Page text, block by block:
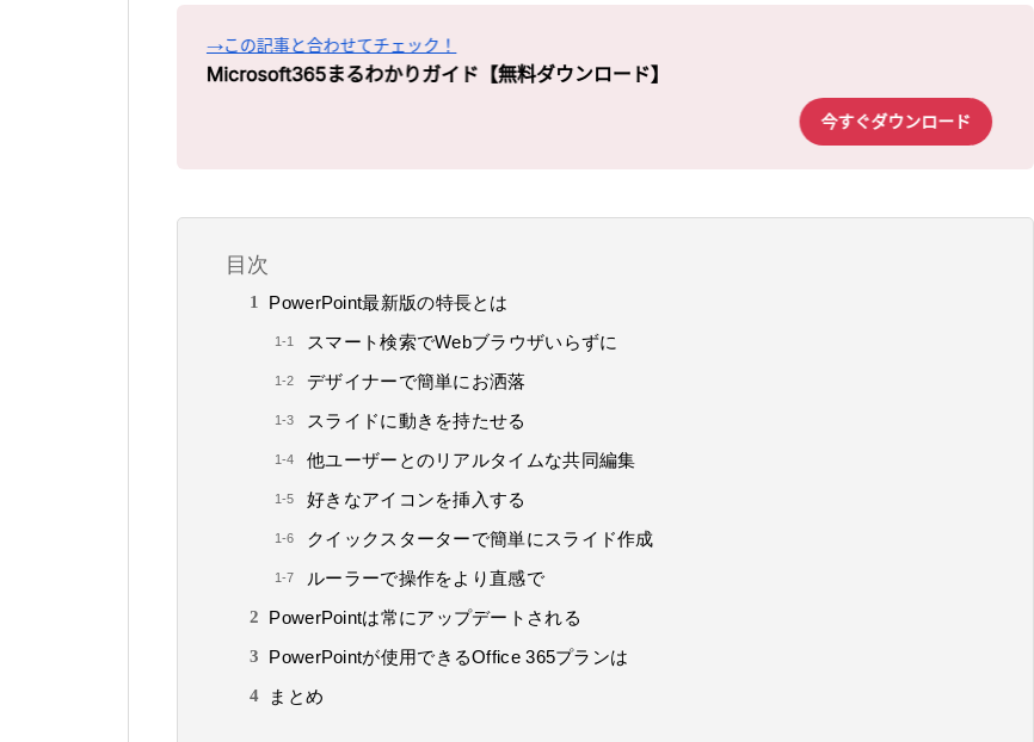
目次
PowerPoint最新版の特長とは
スマート検索でWebブラウザいらずに
デザイナーで簡単にお洒落
スライドに動きを持たせる
他ユーザーとのリアルタイムな共同編集
好きなアイコンを挿入する
クイックスターターで簡単にスライド作成
ルーラーで操作をより直感で
PowerPointは常にアップデートされる
PowerPointが使用できるOffice 365プランは
まとめ